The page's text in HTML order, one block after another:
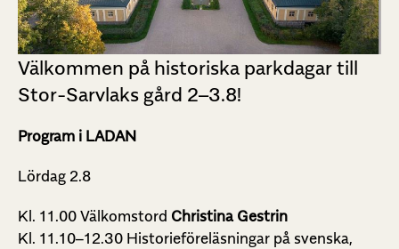
Välkommen på historiska parkdagar till
Stor-Sarvlaks gård 2–3.8!
Program i LADAN
Lördag 2.8
Kl. 11.00 Välkomstord Christina Gestrin
Kl. 11.10–12.30 Historieföreläsningar på svenska,